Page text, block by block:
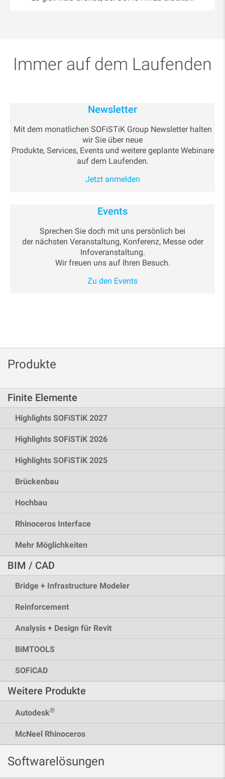
Immer auf dem Laufenden
Newsletter
Mit dem monatlichen SOFiSTiK Group Newsletter halten
wir Sie über neue
Produkte, Services, Events und weitere geplante Webinare
auf dem Laufenden.
Jetzt anmelden
Events
Sprechen Sie doch mit uns persönlich bei
der nächsten Veranstaltung, Konferenz, Messe oder
Infoveranstaltung.
Wir freuen uns auf Ihren Besuch.
Zu den Events
Produkte
Finite Elemente
Highlights SOFiSTiK 2027
Highlights SOFiSTiK 2026
Highlights SOFiSTiK 2025
Brückenbau
Hochbau
Rhinoceros Interface
Mehr Möglichkeiten
BIM / CAD
Bridge + Infrastructure Modeler
Reinforcement
Analysis + Design für Revit
BiMTOOLS
SOFiCAD
Weitere Produkte
Autodesk®
McNeel Rhinoceros
Softwarelösungen